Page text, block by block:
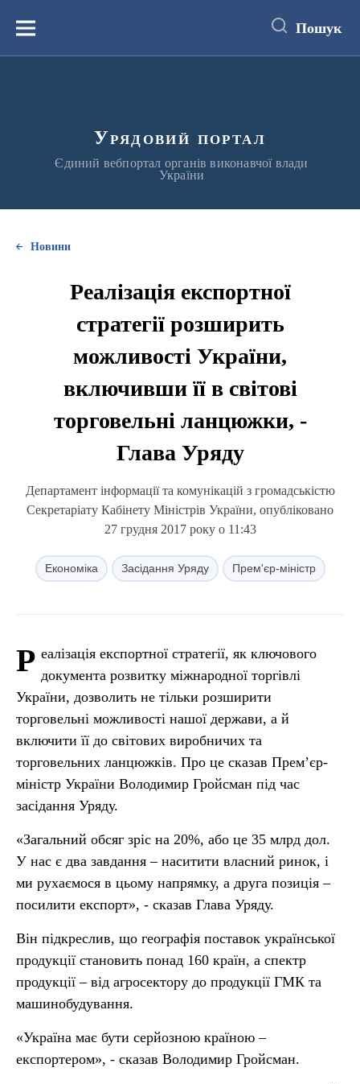
вмістуМеню Пошук
Урядовий портал
Єдиний вебпортал органів виконавчої влади
України
Новини
Реалізація експортної
стратегії розширить
можливості України,
включивши її в світові
торговельні ланцюжки, -
Глава Уряду
Департамент інформації та комунікацій з громадськістю
Секретаріату Кабінету Міністрів України, опубліковано
27 грудня 2017 року о 11:43
Економіка Засідання Уряду Прем'єр-міністр
Р еалізація експортної стратегії, як ключового
документа розвитку міжнародної торгівлі
України, дозволить не тільки розширити
торговельні можливості нашої держави, а й
включити її до світових виробничих та
торговельних ланцюжків. Про це сказав Прем’єр-
міністр України Володимир Гройсман під час
засідання Уряду.
«Загальний обсяг зріс на 20%, або це 35 млрд дол.
У нас є два завдання – наситити власний ринок, і
ми рухаємося в цьому напрямку, а друга позиція –
посилити експорт», - сказав Глава Уряду.
Він підкреслив, що географія поставок української
продукції становить понад 160 країн, а спектр
продукції – від агросектору до продукції ГМК та
машинобудування.
«Україна має бути серйозною країною –
експортером», - сказав Володимир Гройсман.